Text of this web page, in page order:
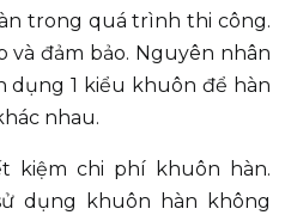
trong quá trình thi công.
và đảm bảo. Nguyên nhân
1 kiểu khuôn để hàn
nhau.
kiệm chi phí khuôn hàn.
dụng khuôn hàn không